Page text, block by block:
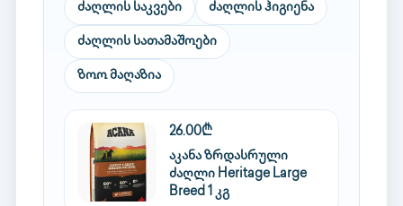
ძაღლის საკვები ძაღლის ჰიგიენა
ძაღლის სათამაშოები
ზოო მაღაზია
26.00₾
აკანა ზრდასრული
ძაღლი Heritage Large
Breed 1 კგ